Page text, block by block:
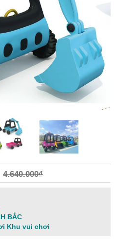
4.640.000₫
BẮC
Khu vui chơi